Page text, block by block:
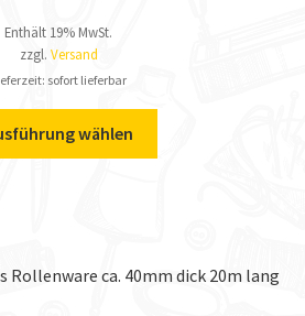
Enthält 19% MwSt.
zzgl. Versand
sofort lieferbar
wählen
Rollenware ca. 40mm dick 20m lang